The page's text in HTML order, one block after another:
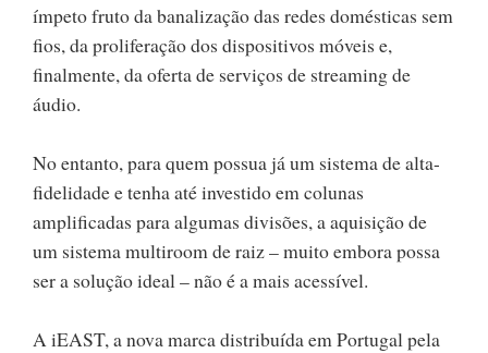
ímpeto fruto da banalização das redes domésticas sem
fios, da proliferação dos dispositivos móveis e,
finalmente, da oferta de serviços de streaming de
áudio.
No entanto, para quem possua já um sistema de alta-
fidelidade e tenha até investido em colunas
amplificadas para algumas divisões, a aquisição de
um sistema multiroom de raiz – muito embora possa
ser a solução ideal – não é a mais acessível.
A iEAST, a nova marca distribuída em Portugal pela